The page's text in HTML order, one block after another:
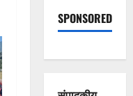
SPONSORED